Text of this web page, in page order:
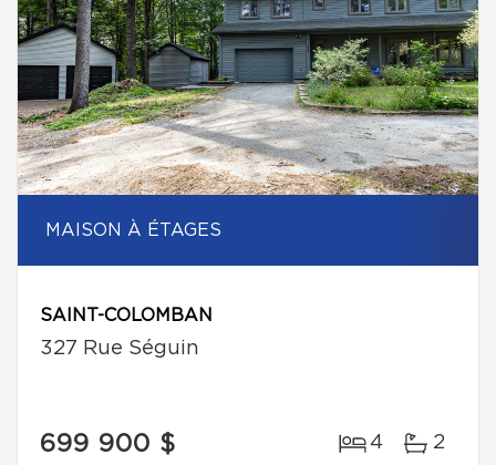
MAISON À ÉTAGES
SAINT-COLOMBAN
327 Rue Séguin
699 900 $ 4 2